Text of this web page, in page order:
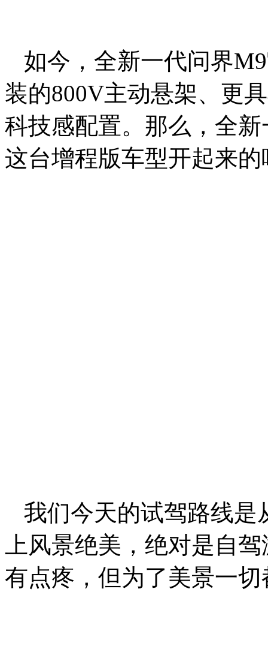
如今，全新一代问界
装的800V主动悬架、更
科技感配置。那么，全
这台增程版车型开起来
我们今天的试驾路线是
上风景绝美，绝对是自
有点疼，但为了美景一